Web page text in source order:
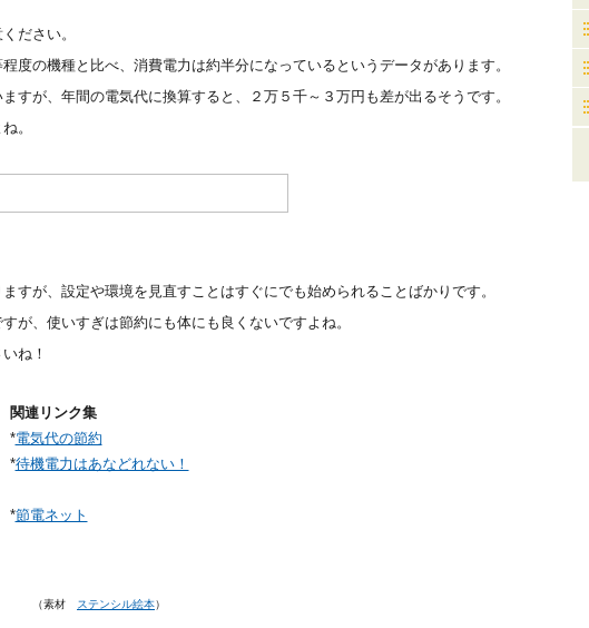
ださい。
度の機種と比べ、消費電力は約半分になっているというデータがあります。
すが、年間の電気代に換算すると、２万５千～３万円も差が出るそうです。
。
すが、設定や環境を見直すことはすぐにでも始められることばかりです。
が、使いすぎは節約にも体にも良くないですよね。
ね！
関連リンク集
*電気代の節約
*待機電力はあなどれない！
*節電ネット
（素材 ステンシル絵本）